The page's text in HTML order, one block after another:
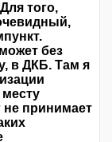
того,
без
в ДКБ. Там я
не принимает